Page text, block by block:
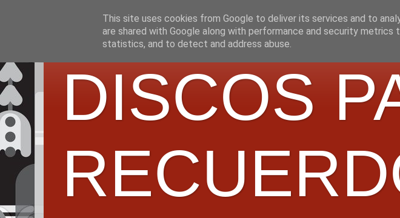
DISCOS
This site uses cookies from Google to deliver its services and to
are shared with Google along with performance and security metrics
statistics, and to detect and address abuse.